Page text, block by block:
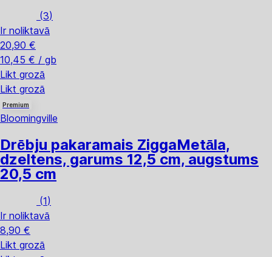
(3)
Ir noliktavā
20,90 €
10,45 € / gb
Likt grozā
Likt grozā
Premium
Bloomingville
Drēbju pakaramais ZiggaMetāla,
dzeltens, garums 12,5 cm, augstums
20,5 cm
(1)
Ir noliktavā
8,90 €
Likt grozā